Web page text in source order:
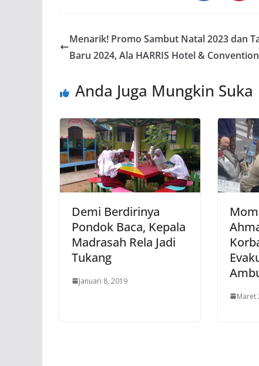
Menarik! Promo Sambut Natal 2023 dan
Baru 2024, Ala HARRIS Hotel &
Anda Juga Mungkin Suka
Demi Berdirinya
Pondok Baca, Kepala
Madrasah Rela Jadi
Tukang
Januari 8, 2019
Maret